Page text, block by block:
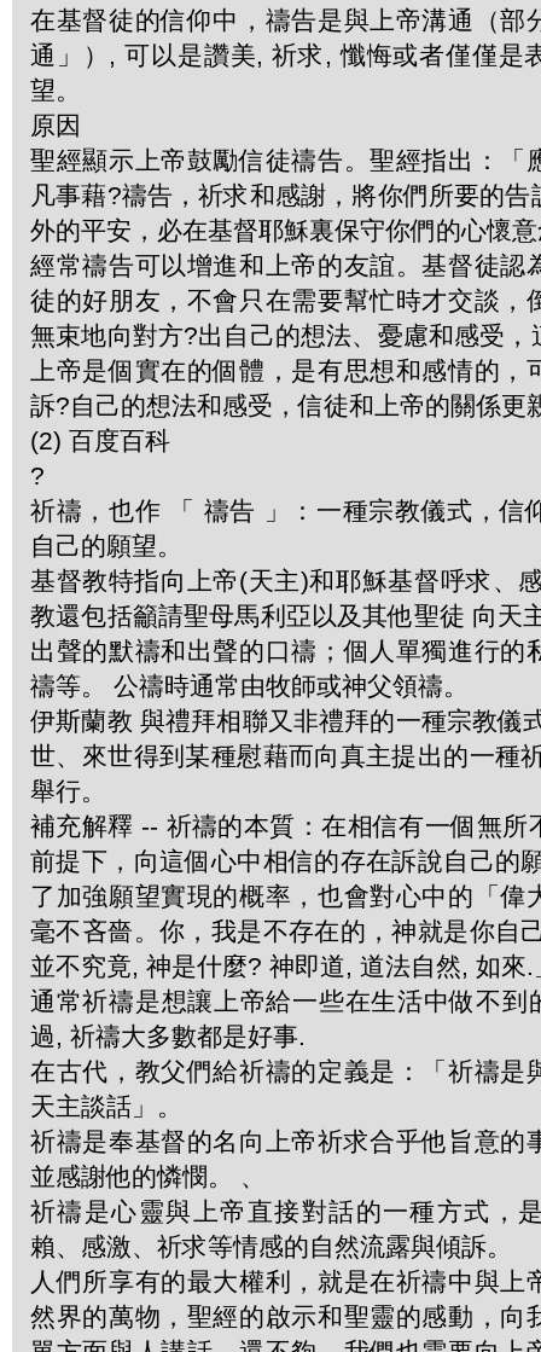
在基督徒的信仰中，禱告是與上帝溝通（部
通」）, 可以是讚美, 祈求, 懺悔或者僅僅是
望。
原因
聖經顯示上帝鼓勵信徒禱告。聖經指出：「
凡事藉?禱告，祈求和感謝，將你們所要的
外的平安，必在基督耶穌裏保守你們的心懷
經常禱告可以增進和上帝的友誼。基督徒認
徒的好朋友，不會只在需要幫忙時才交談，
無束地向對方?出自己的想法、憂慮和感受，
上帝是個實在的個體，是有思想和感情的，
訴?自己的想法和感受，信徒和上帝的關係更
(2) 百度百科
?
祈禱，也作 「 禱告 」：一種宗教儀式，信
自己的願望。
基督教特指向上帝(天主)和耶穌基督呼求、
教還包括籲請聖母馬利亞以及其他聖徒 向天
出聲的默禱和出聲的口禱；個人單獨進行的
禱等。 公禱時通常由牧師或神父領禱。
伊斯蘭教 與禮拜相聯又非禮拜的一種宗教儀
世、來世得到某種慰藉而向真主提出的一種
舉行。
補充解釋 -- 祈禱的本質：在相信有一個無所
前提下，向這個心中相信的存在訴說自己的
了加強願望實現的概率，也會對心中的「偉
毫不吝嗇。你，我是不存在的，神就是你自
並不究竟, 神是什麼? 神即道, 道法自然, 如來.
通常祈禱是想讓上帝給一些在生活中做不到
過, 祈禱大多數都是好事.
在古代，教父們給祈禱的定義是：「祈禱是
天主談話」。
祈禱是奉基督的名向上帝祈求合乎他旨意的
並感謝他的憐憫。 、
祈禱是心靈與上帝直接對話的一種方式，
賴、感激、祈求等情感的自然流露與傾訴。
人們所享有的最大權利，就是在祈禱中與上
然界的萬物，聖經的啟示和聖靈的感動，向